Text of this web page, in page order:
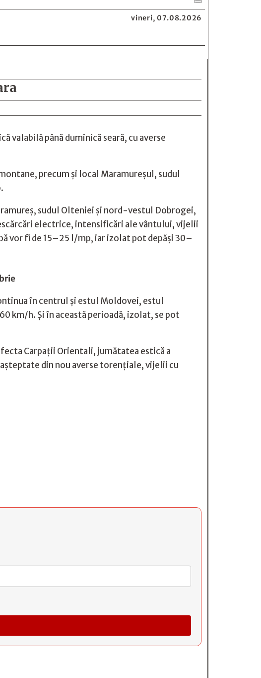
vineri, 07.08.2026
până duminică seară, cu averse
precum și local Maramureșul, sudul
sudul Olteniei și nord-vestul Dobrogei,
electrice, intensificări ale vântului, vijelii
vor fi de 15–25 l/mp, iar izolat pot depăși 30–
în centrul și estul Moldovei, estul
km/h. Și în această perioadă, izolat, se pot
Carpații Orientali, jumătatea estică a
din nou averse torențiale, vijelii cu